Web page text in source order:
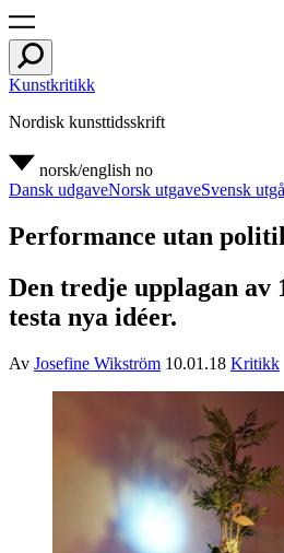
Kunstkritikk
Nordisk kunsttidsskrift
norsk/english no
Dansk udgaveNorsk utgaveSvensk
Performance utan
Den tredje upplagan av
testa nya idéer.
Av Josefine Wikström 10.01.18 Kritikk